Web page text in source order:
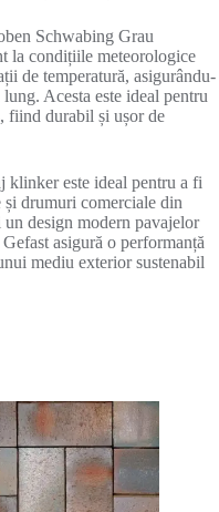
Schwabing Grau
la condițiile meteorologice
de temperatură, asigurându-
Acesta este ideal pentru
fiind durabil și ușor de
klinker este ideal pentru a fi
drumuri comerciale din
design modern pavajelor
asigură o performanță
mediu exterior sustenabil